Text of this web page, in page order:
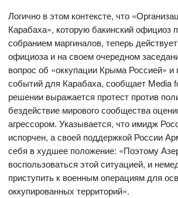
Логично в этом контексте, что
Карабаха», которую бакинский официоз
собранием маргиналов, теперь
официоза и на своем очередном
вопрос об «оккупации Крыма Россией» и
событий для Карабаха, сообщает Media
решении выражается протест против
бездействие мирового сообщества
агрессором. Указывается, что имидж
испорчен, а своей поддержкой России
себя в худшее положение: «Поэтому
воспользоваться этой ситуацией, и
приступить к военным операциям для
оккупированных территорий».